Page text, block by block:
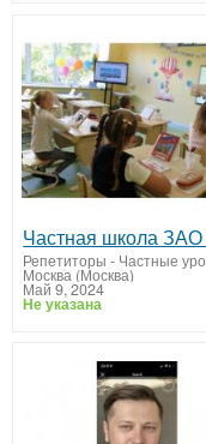
Репетиторы - Частные
Москва (Москва)
Май 9, 2024
Не указана